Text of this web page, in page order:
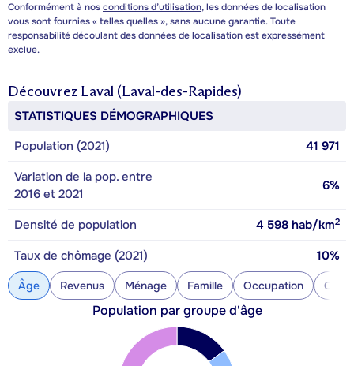
Conformément à nosconditions d’utilisation, les données de localisation
vous sont fournies « telles quelles », sans aucune garantie. Toute
responsabilité découlant des données de localisation est expressément
exclue.
Découvrez Laval (Laval-des-Rapides)
STATISTIQUES DÉMOGRAPHIQUES
Population (2021)
41 971
Variation de la pop. entre
2016 et 2021
6%
Densité de population 4 598 hab/km2
Taux de chômage (2021) 10%
Âge Revenus Ménage Famille Occupation
Population par groupe d'âge